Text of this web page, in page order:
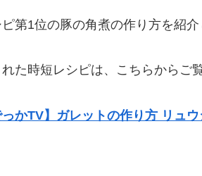
第1位の豚の角煮の作り方を紹
た時短レシピは、こちらからご
っかTV】ガレットの作り方 リュ